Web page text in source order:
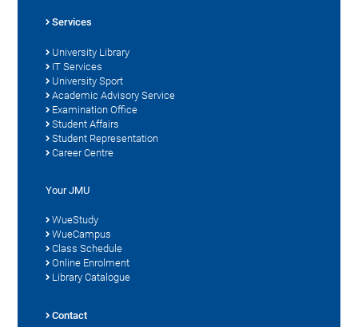
Services
University Library
IT Services
University Sport
Academic Advisory Service
Examination Office
Student Affairs
Student Representation
Career Centre
Your JMU
WueStudy
WueCampus
Class Schedule
Online Enrolment
Library Catalogue
Contact